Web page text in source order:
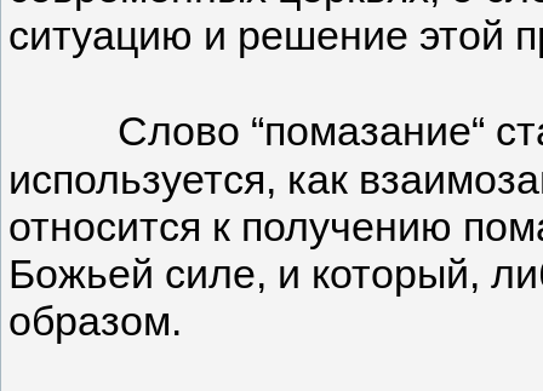
ситуацию и решение этой
Слово “помазание“
используется, как
относится к получению
Божьей силе, и который,
образом.